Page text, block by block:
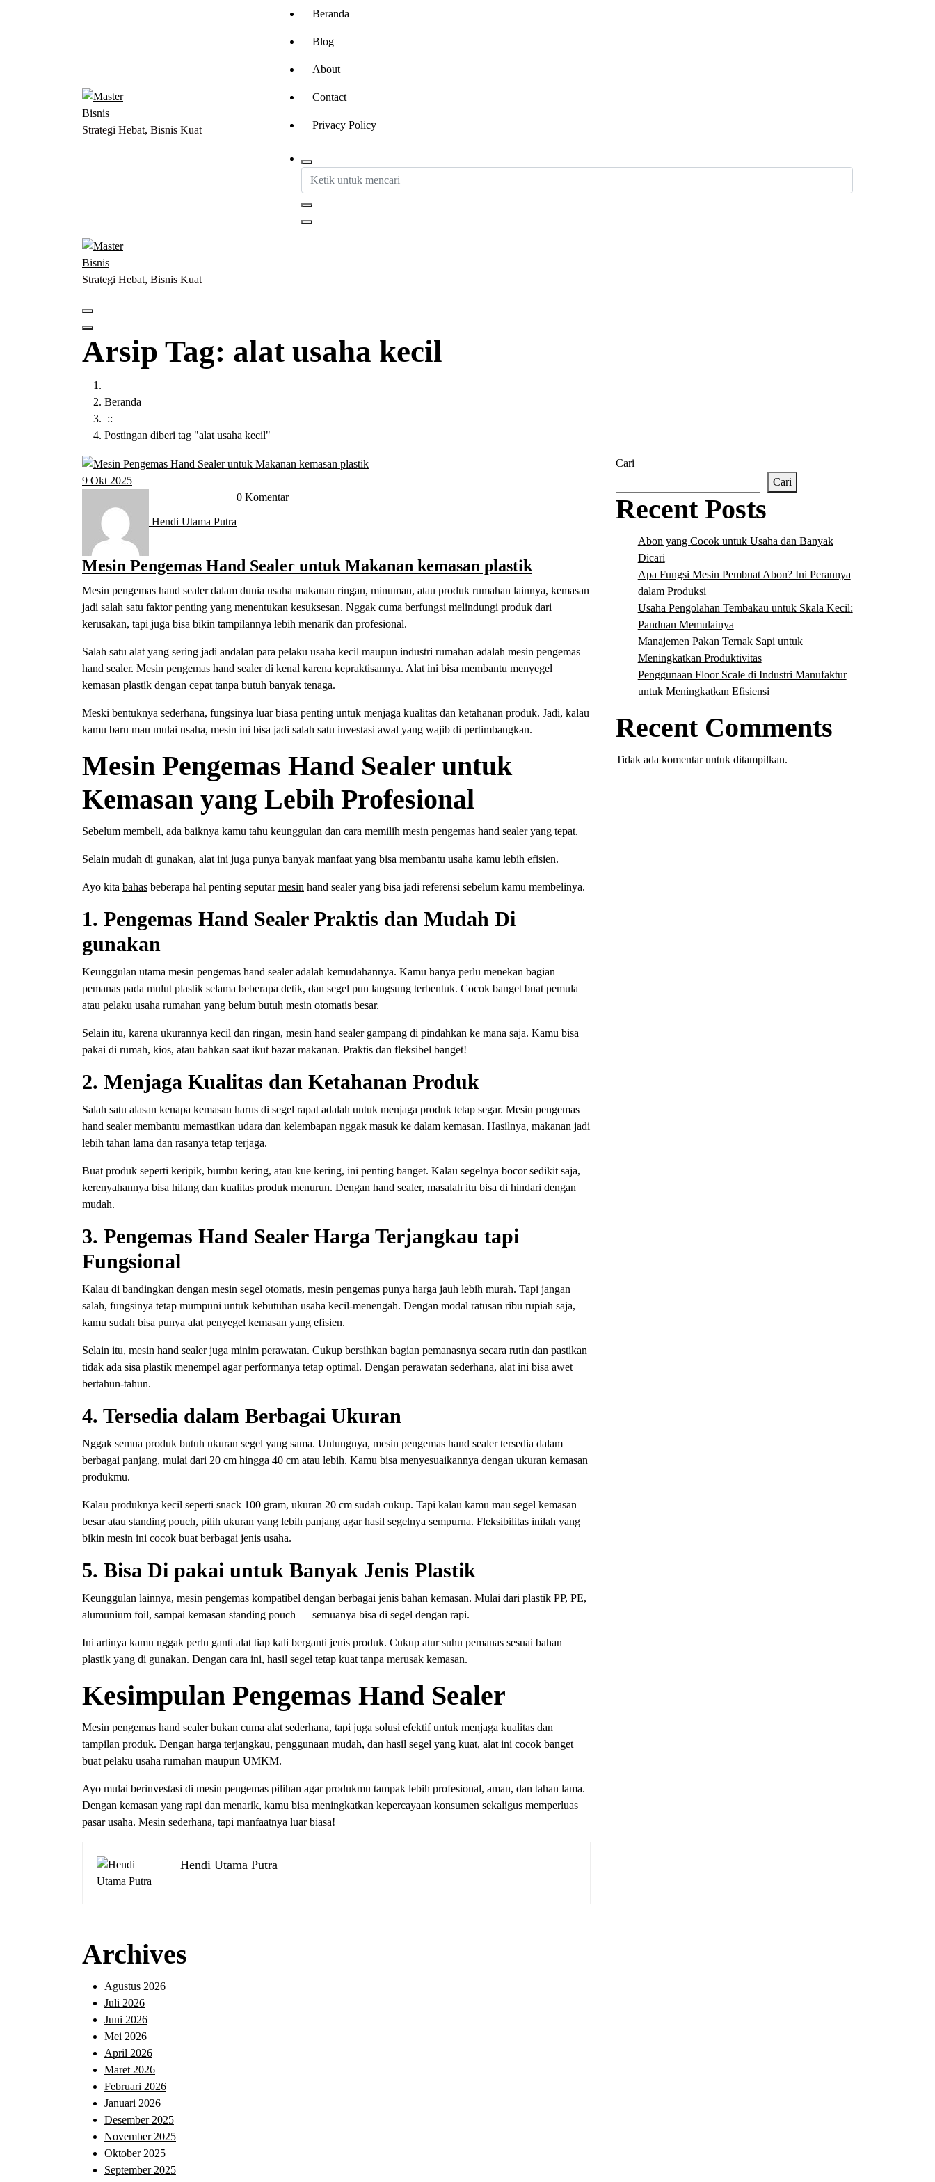
Strategi Hebat, Bisnis Kuat
Beranda
Blog
About
Contact
Privacy Policy
Strategi Hebat, Bisnis Kuat
Arsip Tag: alat usaha kecil
Beranda
::
Postingan diberi tag "alat usaha kecil"
9 Okt 2025
Hendi Utama Putra
0 Komentar
Mesin Pengemas Hand Sealer untuk Makanan kemasan plastik
Mesin pengemas hand sealer dalam dunia usaha makanan ringan, minuman, atau produk rumahan lainnya, kemasan
jadi salah satu faktor penting yang menentukan kesuksesan. Nggak cuma berfungsi melindungi produk dari
kerusakan, tapi juga bisa bikin tampilannya lebih menarik dan profesional.
Salah satu alat yang sering jadi andalan para pelaku usaha kecil maupun industri rumahan adalah mesin pengemas
hand sealer. Mesin pengemas hand sealer di kenal karena kepraktisannya. Alat ini bisa membantu menyegel
kemasan plastik dengan cepat tanpa butuh banyak tenaga.
Meski bentuknya sederhana, fungsinya luar biasa penting untuk menjaga kualitas dan ketahanan produk. Jadi, kalau
kamu baru mau mulai usaha, mesin ini bisa jadi salah satu investasi awal yang wajib di pertimbangkan.
Mesin Pengemas Hand Sealer untuk
Kemasan yang Lebih Profesional
Sebelum membeli, ada baiknya kamu tahu keunggulan dan cara memilih mesin pengemas hand sealeryang tepat.
Selain mudah di gunakan, alat ini juga punya banyak manfaat yang bisa membantu usaha kamu lebih efisien.
Ayo kita bahas beberapa hal penting seputarmesin hand sealer yang bisa jadi referensi sebelum kamu membelinya.
1. Pengemas Hand Sealer Praktis dan Mudah Di
gunakan
Keunggulan utama mesin pengemas hand sealer adalah kemudahannya. Kamu hanya perlu menekan bagian
pemanas pada mulut plastik selama beberapa detik, dan segel pun langsung terbentuk. Cocok banget buat pemula
atau pelaku usaha rumahan yang belum butuh mesin otomatis besar.
Selain itu, karena ukurannya kecil dan ringan, mesin hand sealer gampang di pindahkan ke mana saja. Kamu bisa
pakai di rumah, kios, atau bahkan saat ikut bazar makanan. Praktis dan fleksibel banget!
2. Menjaga Kualitas dan Ketahanan Produk
Salah satu alasan kenapa kemasan harus di segel rapat adalah untuk menjaga produk tetap segar. Mesin pengemas
hand sealer membantu memastikan udara dan kelembapan nggak masuk ke dalam kemasan. Hasilnya, makanan jadi
lebih tahan lama dan rasanya tetap terjaga.
Buat produk seperti keripik, bumbu kering, atau kue kering, ini penting banget. Kalau segelnya bocor sedikit saja,
kerenyahannya bisa hilang dan kualitas produk menurun. Dengan hand sealer, masalah itu bisa di hindari dengan
mudah.
3. Pengemas Hand Sealer Harga Terjangkau tapi
Fungsional
Kalau di bandingkan dengan mesin segel otomatis, mesin pengemas punya harga jauh lebih murah. Tapi jangan
salah, fungsinya tetap mumpuni untuk kebutuhan usaha kecil-menengah. Dengan modal ratusan ribu rupiah saja,
kamu sudah bisa punya alat penyegel kemasan yang efisien.
Selain itu, mesin hand sealer juga minim perawatan. Cukup bersihkan bagian pemanasnya secara rutin dan pastikan
tidak ada sisa plastik menempel agar performanya tetap optimal. Dengan perawatan sederhana, alat ini bisa awet
bertahun-tahun.
4. Tersedia dalam Berbagai Ukuran
Nggak semua produk butuh ukuran segel yang sama. Untungnya, mesin pengemas hand sealer tersedia dalam
berbagai panjang, mulai dari 20 cm hingga 40 cm atau lebih. Kamu bisa menyesuaikannya dengan ukuran kemasan
produkmu.
Kalau produknya kecil seperti snack 100 gram, ukuran 20 cm sudah cukup. Tapi kalau kamu mau segel kemasan
besar atau standing pouch, pilih ukuran yang lebih panjang agar hasil segelnya sempurna. Fleksibilitas inilah yang
bikin mesin ini cocok buat berbagai jenis usaha.
5. Bisa Di pakai untuk Banyak Jenis Plastik
Keunggulan lainnya, mesin pengemas kompatibel dengan berbagai jenis bahan kemasan. Mulai dari plastik PP, PE,
alumunium foil, sampai kemasan standing pouch — semuanya bisa di segel dengan rapi.
Ini artinya kamu nggak perlu ganti alat tiap kali berganti jenis produk. Cukup atur suhu pemanas sesuai bahan
plastik yang di gunakan. Dengan cara ini, hasil segel tetap kuat tanpa merusak kemasan.
Kesimpulan Pengemas Hand Sealer
Mesin pengemas hand sealer bukan cuma alat sederhana, tapi juga solusi efektif untuk menjaga kualitas dan
tampilan produk. Dengan harga terjangkau, penggunaan mudah, dan hasil segel yang kuat, alat ini cocok banget
buat pelaku usaha rumahan maupun UMKM.
Ayo mulai berinvestasi di mesin pengemas pilihan agar produkmu tampak lebih profesional, aman, dan tahan lama.
Dengan kemasan yang rapi dan menarik, kamu bisa meningkatkan kepercayaan konsumen sekaligus memperluas
pasar usaha. Mesin sederhana, tapi manfaatnya luar biasa!
Hendi Utama Putra
Cari
Cari
Recent Posts
Abon yang Cocok untuk Usaha dan Banyak
Dicari
Apa Fungsi Mesin Pembuat Abon? Ini Perannya
dalam Produksi
Usaha Pengolahan Tembakau untuk Skala Kecil:
Panduan Memulainya
Manajemen Pakan Ternak Sapi untuk
Meningkatkan Produktivitas
Penggunaan Floor Scale di Industri Manufaktur
untuk Meningkatkan Efisiensi
Recent Comments
Tidak ada komentar untuk ditampilkan.
Archives
Agustus 2026
Juli 2026
Juni 2026
Mei 2026
April 2026
Maret 2026
Februari 2026
Januari 2026
Desember 2025
November 2025
Oktober 2025
September 2025